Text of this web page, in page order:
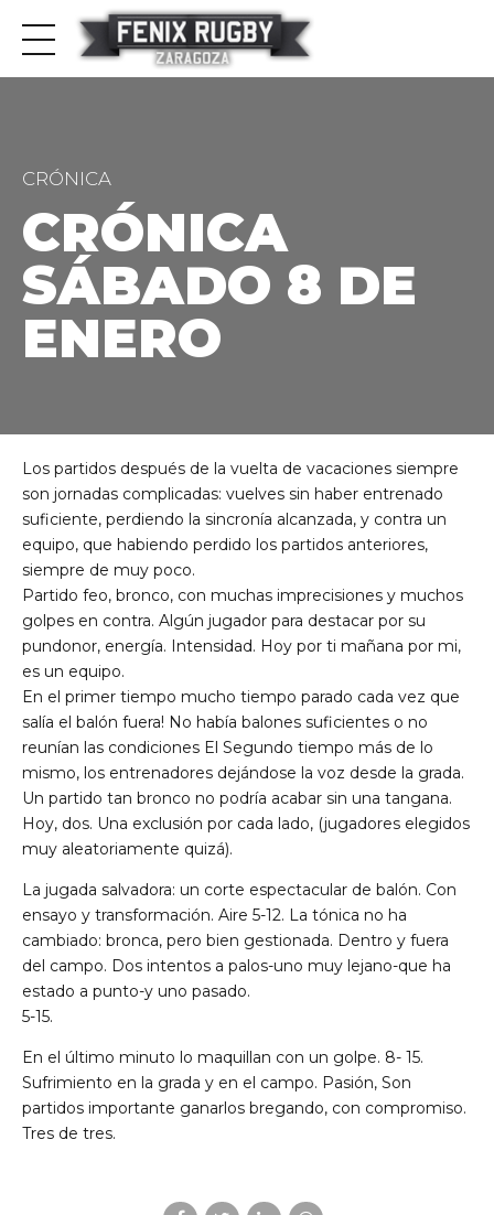
CRÓNICA
CRÓNICA
SÁBADO 8 DE
ENERO
Los partidos después de la vuelta de vacaciones siempre
son jornadas complicadas: vuelves sin haber entrenado
suficiente, perdiendo la sincronía alcanzada, y contra un
equipo, que habiendo perdido los partidos anteriores,
siempre de muy poco.
Partido feo, bronco, con muchas imprecisiones y muchos
golpes en contra. Algún jugador para destacar por su
pundonor, energía. Intensidad. Hoy por ti mañana por mi,
es un equipo.
En el primer tiempo mucho tiempo parado cada vez que
salía el balón fuera! No había balones suficientes o no
reunían las condiciones El Segundo tiempo más de lo
mismo, los entrenadores dejándose la voz desde la grada.
Un partido tan bronco no podría acabar sin una tangana.
Hoy, dos. Una exclusión por cada lado, (jugadores elegidos
muy aleatoriamente quizá).
La jugada salvadora: un corte espectacular de balón. Con
ensayo y transformación. Aire 5-12. La tónica no ha
cambiado: bronca, pero bien gestionada. Dentro y fuera
del campo. Dos intentos a palos-uno muy lejano-que ha
estado a punto-y uno pasado.
5-15.
En el último minuto lo maquillan con un golpe. 8- 15.
Sufrimiento en la grada y en el campo. Pasión, Son
partidos importante ganarlos bregando, con compromiso.
Tres de tres.